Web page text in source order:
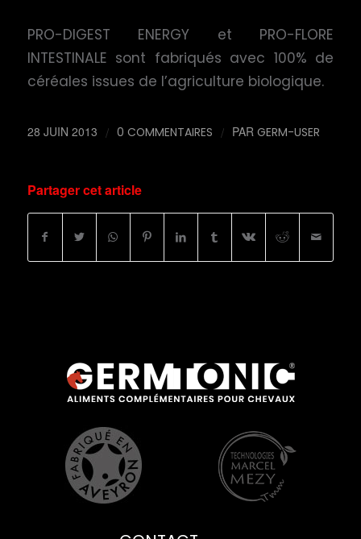
PRO-DIGEST ENERGY et PRO-FLORE
INTESTINALE sont fabriqués avec 100% de
céréales issues de l’agriculture biologique.
28 JUIN 2013 / 0 COMMENTAIRES / PAR GERM-USER
Partager cet article